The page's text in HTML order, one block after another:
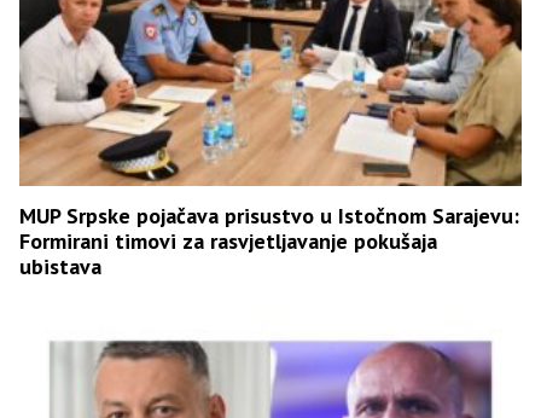
MUP Srpske pojačava prisustvo u Istočnom Sarajevu:
Formirani timovi za rasvjetljavanje pokušaja
ubistava